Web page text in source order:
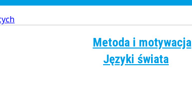
Metoda i motywacja
Języki świata